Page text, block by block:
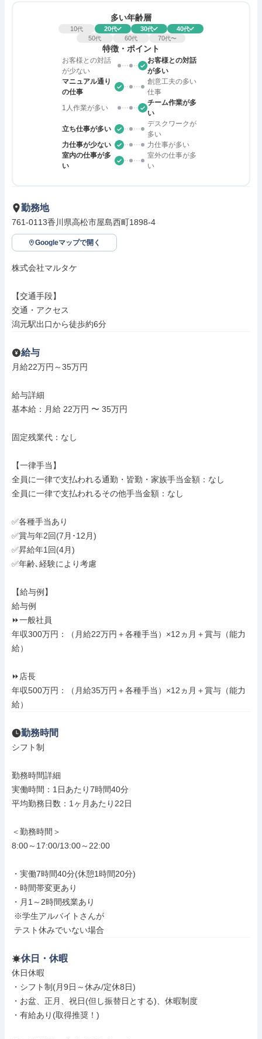
多い年齢層
10代 20代 30代 40代
50代 60代 70代〜
特徴・ポイント
お客様との対話
が少ない
お客様との対話
が多い
マニュアル通り
の仕事
創意工夫の多い
仕事
1人作業が多い
チーム作業が多
い
立ち仕事が多い
デスクワークが
多い
力仕事が少ない
力仕事が多い
室内の仕事が多
い
室外の仕事が多
い
勤務地
761-0113香川県高松市屋島西町1898-4
Googleマップで開く
株式会社マルタケ
【交通手段】
交通・アクセス
潟元駅出口から徒歩約6分
給与
月給22万円～35万円
給与詳細
基本給：月給 22万円 〜 35万円
固定残業代：なし
【一律手当】
全員に一律で支払われる通勤・皆勤・家族手当金額：なし
全員に一律で支払われるその他手当金額：なし
✅各種手当あり
✅賞与年2回(7月･12月)
✅昇給年1回(4月)
✅年齢､経験により考慮
【給与例】
給与例
⏩一般社員
年収300万円：（月給22万円＋各種手当）×12ヵ月＋賞与（能力
給）
⏩店長
年収500万円：（月給35万円＋各種手当）×12ヵ月＋賞与（能力
給）
勤務時間
シフト制
勤務時間詳細
実働時間：1日あたり7時間40分
平均勤務日数：1ヶ月あたり22日
＜勤務時間＞
8:00～17:00/13:00～22:00
・実働7時間40分(休憩1時間20分)
・時間帯変更あり
・月1～2時間残業あり
テスト休みでいない場合
休日・休暇
休日休暇
・シフト制(月9日～休み/定休8日)
・お盆、正月、祝日(但し振替日とする)、休暇制度
・有給あり(取得推奨！)